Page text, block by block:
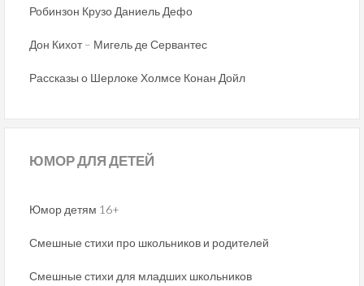
Робинзон Крузо Даниель Дефо
Дон Кихот – Мигель де Сервантес
Рассказы о Шерлоке Холмсе Конан Дойл
ЮМОРДЛЯ ДЕТЕЙ
Юмор детям 16+
Смешные стихи про школьников и родителей
Смешные стихи для младших школьников